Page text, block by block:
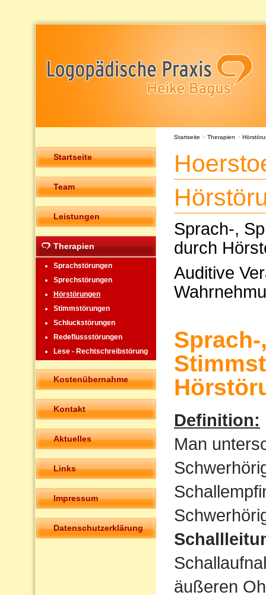
Startseite
Team
Leistungen
Therapien
Sprachstörungen
Sprechstörungen
Hörstörungen
Stimmstörungen
Schluckstörungen
Redeflussstörungen
Lese - Rechtschreibstörung
Kostenübernahme
Kontakt
Aktuelles
Links
Impressum
Datenschutzerklärung
Startseite > Therapien >
Sprach-,
durch
Auditive
Definition:
Man
äußeren